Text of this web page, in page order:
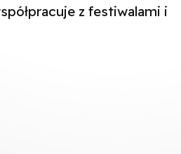
z festiwalami i